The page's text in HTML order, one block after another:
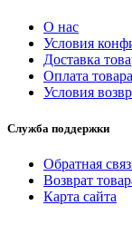
О нас
Условия
Доставка
Оплата товара
Условия
Служба поддержки
Обратная
Возврат
Карта сайта